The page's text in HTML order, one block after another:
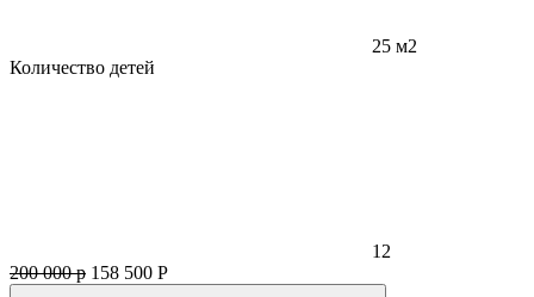
25 м2
Количество детей
12
200 000 р 158 500 Р